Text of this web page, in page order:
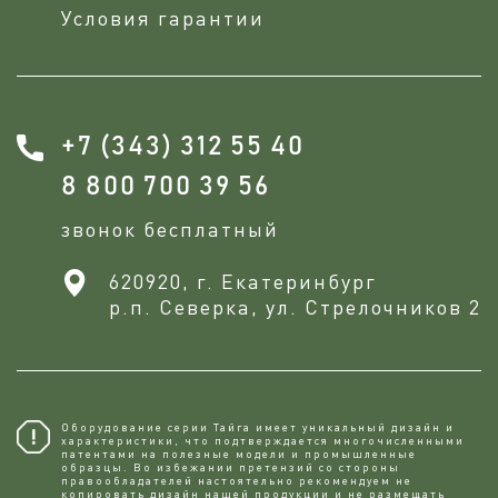
Условия гарантии
+7 (343) 312 55 40
8 800 700 39 56
звонок бесплатный
620920, г. Екатеринбург
р.п. Северка, ул. Стрелочников 2
Оборудование серии Тайга имеет уникальный дизайн и
характеристики, что подтверждается многочисленными
патентами на полезные модели и промышленные
образцы. Во избежании претензий со стороны
правообладателей настоятельно рекомендуем не
копировaть дизайн нашей продукции и не размещать